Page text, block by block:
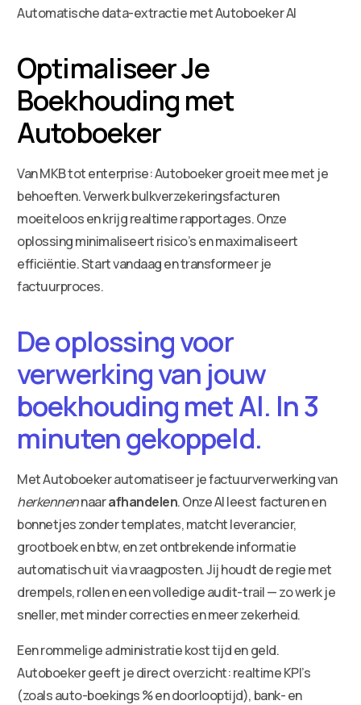
Automatische data-extractie met Autoboeker AI
Optimaliseer Je
Boekhouding met
Autoboeker
Van MKB tot enterprise: Autoboeker groeit mee met je
behoeften. Verwerk bulkverzekeringsfacturen
moeiteloos en krijg realtime rapportages. Onze
oplossing minimaliseert risico’s en maximaliseert
efficiëntie. Start vandaag en transformeer je
factuurproces.
De oplossing voor
verwerking van jouw
boekhouding met AI. In 3
minuten gekoppeld.
Met Autoboeker automatiseer je factuurverwerking van
herkennennaarafhandelen. Onze AI leest facturen en
bonnetjes zonder templates, matcht leverancier,
grootboek en btw, en zet ontbrekende informatie
automatisch uit via vraagposten. Jij houdt de regie met
drempels, rollen en een volledige audit-trail — zo werk je
sneller, met minder correcties en meer zekerheid.
Een rommelige administratie kost tijd en geld.
Autoboeker geeft je direct overzicht: realtime KPI’s
(zoals auto-boekings % en doorlooptijd), bank- en